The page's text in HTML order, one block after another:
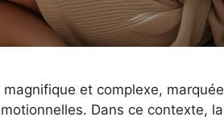
et complexe,
Dans ce contexte,